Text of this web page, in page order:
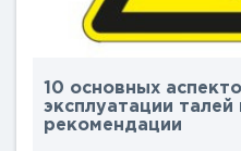
10 основных
эксплуатации
рекомендации